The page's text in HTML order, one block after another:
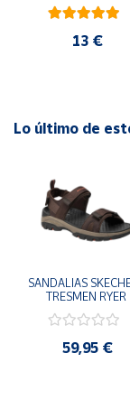
13 €
Lo último de
SANDALIAS
TRESMEN RYER
205112-CHOC
COMODAS
59,95 €